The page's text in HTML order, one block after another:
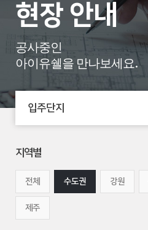
현장 안내
공사중인
아이유쉘을 만나보세요.
입주단지
지역별
전체 수도권 강원
제주